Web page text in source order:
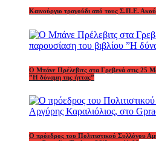
Καινούργιο τραγούδι από τους Σ.Π.Ε.
Ο Μπάνε Πρέλεβιτς στα Γρεβενά στις 25
”Η δύναμη της ήττας”
Ο πρόεδρος του Πολιτιστικού Συλλόγου